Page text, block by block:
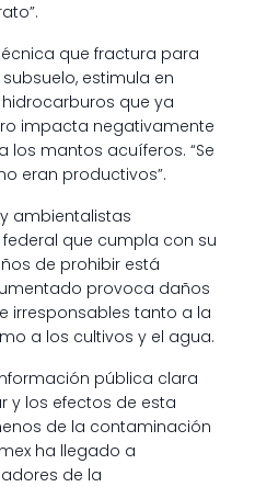
que fractura para
estimula en
que ya
impacta negativamente
los mantos acuíferos. “Se
eran productivos”.
ambientalistas
que cumpla con su
de prohibir está
provoca daños
irresponsables tanto a la
a los cultivos y el agua.
pública clara
y los efectos de esta
de la contaminación
ha llegado a
de la